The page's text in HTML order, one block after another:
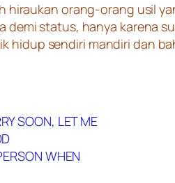
hiraukan orang-orang usil
demi status, hanya karena
hidup sendiri mandiri dan
SOON, LET ME
WHEN